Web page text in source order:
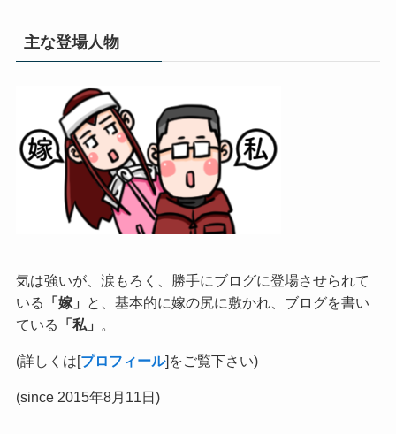
主な登場人物
気は強いが、涙もろく、勝手にブログに登場させられて
いる
「嫁」
と、基本的に嫁の尻に敷かれ、ブログを書い
ている
「私」
(詳しくは[プロフィール]をご覧下さい)
(since 2015年8月11日)